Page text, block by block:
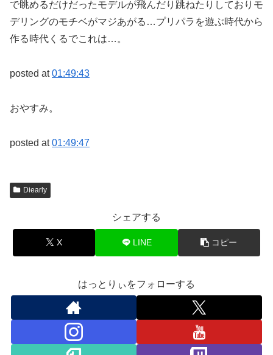
で眺めるだけだったモデルが飛んだり跳ねたりしておりモ
デリングのモチベがマジあがる…プリパラを遊ぶ時代から
作る時代くるでこれは…。
posted at01:49:43
おやすみ。
posted at01:49:47
Diearly
シェアする
X LINE コピー
はっとりぃをフォローする